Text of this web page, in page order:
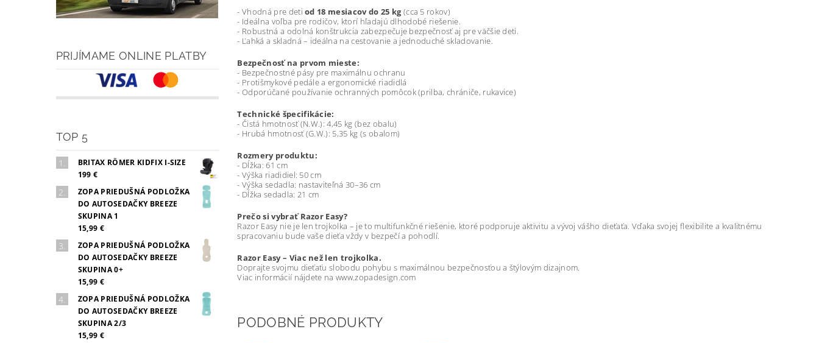
PRIJÍMAME ONLINE PLATBY
TOP 5
BRITAX RÖMER KIDFIX I-SIZE
199 €
ZOPA PRIEDUŠNÁ PODLOŽKA
DO AUTOSEDAČKY BREEZE
SKUPINA 1
15,99 €
ZOPA PRIEDUŠNÁ PODLOŽKA
DO AUTOSEDAČKY BREEZE
SKUPINA 0+
15,99 €
ZOPA PRIEDUŠNÁ PODLOŽKA
DO AUTOSEDAČKY BREEZE
SKUPINA 2/3
15,99 €
- Vhodná pre detiod 18 mesiacov do 25 kg(cca 5 rokov)
- Ideálna voľba pre rodičov, ktorí hľadajú dlhodobé riešenie.
- Robustná a odolná konštrukcia zabezpečuje bezpečnosť aj pre väčšie deti.
- Ľahká a skladná – ideálna na cestovanie a jednoduché skladovanie.
Bezpečnosť na prvom mieste:
- Bezpečnostné pásy pre maximálnu ochranu
- Protišmykové pedále a ergonomické riadidlá
- Odporúčané používanie ochranných pomôcok (prilba, chrániče, rukavice)
Technické špecifikácie:
- Čistá hmotnosť (N.W.): 4,45 kg (bez obalu)
- Hrubá hmotnosť (G.W.): 5,35 kg (s obalom)
Rozmery produktu:
- Dĺžka: 61 cm
- Výška riadidiel: 50 cm
- Výška sedadla: nastaviteľná 30–36 cm
- Dĺžka sedadla: 21 cm
Prečo si vybrať Razor Easy?
Razor Easy nie je len trojkolka – je to multifunkčné riešenie, ktoré podporuje aktivitu a vývoj vášho dieťaťa. Vďaka svojej flexibilite a kvalitnému
spracovaniu bude vaše dieťa vždy v bezpečí a pohodlí.
Razor Easy – Viac než len trojkolka.
Doprajte svojmu dieťaťu slobodu pohybu s maximálnou bezpečnosťou a štýlovým dizajnom.
Viac informácií nájdete na www.zopadesign.com
PODOBNÉ PRODUKTY